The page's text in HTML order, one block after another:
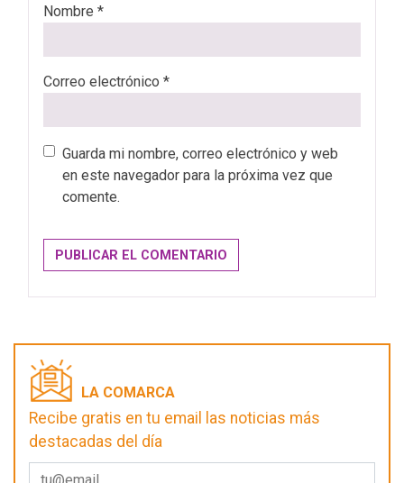
Nombre *
Correo electrónico *
Guarda mi nombre, correo electrónico y web
en este navegador para la próxima vez que
comente.
LA COMARCA
Recibe gratis en tu email las noticias más
destacadas del día